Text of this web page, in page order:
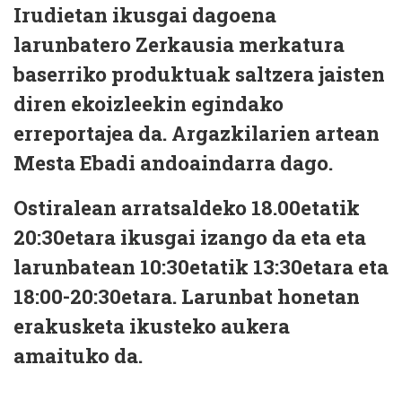
Irudietan ikusgai dagoena
larunbatero Zerkausia merkatura
baserriko produktuak saltzera jaisten
diren ekoizleekin egindako
erreportajea da. Argazkilarien artean
Mesta Ebadi andoaindarra dago.
Ostiralean arratsaldeko 18.00etatik
20:30etara ikusgai izango da eta eta
larunbatean 10:30etatik 13:30etara eta
18:00-20:30etara. Larunbat honetan
erakusketa ikusteko aukera
amaituko da.